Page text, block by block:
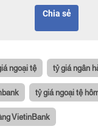
Chia sẻ
ngoại tệ tỷ giá ngân
tỷ giá ngoại tệ
VietinBank